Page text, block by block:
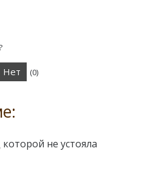
Нет (0)
не устояла